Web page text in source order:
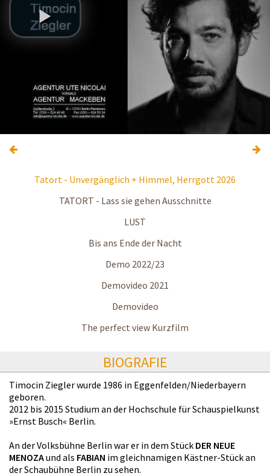
Tatort - Unvergänglich + Himmel, Herrgott 2026
TATORT - Lass sie gehen Ausschnitte
LUST
Bis ans Ende der Nacht
Demo 2022/23
Demovideo 2021
Demovideo
The perfect view Kurzfilm
BIOGRAFIE
Timocin Ziegler wurde 1986 in Eggenfelden/Niederbayern
geboren.
2012 bis 2015 Studium an der Hochschule für Schauspielkunst
»Ernst Busch« Berlin.
An der Volksbühne Berlin war er in dem Stück DER NEUE
MENOZAund als FABIAN im gleichnamigen Kästner-Stück an
der Schaubühne Berlin zu sehen.